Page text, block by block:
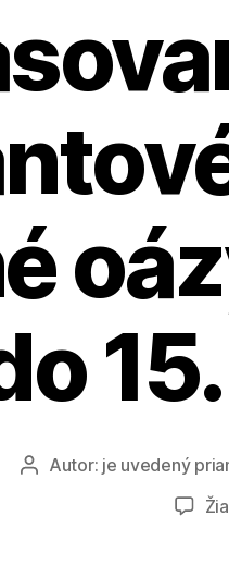
AutorAutor: je uvedený